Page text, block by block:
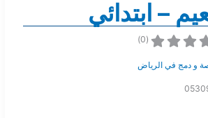
– ابتدائي
(
0
)
و دمج في الرياض